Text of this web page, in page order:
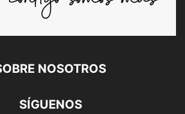
NOSOTROS
SÍGUENOS